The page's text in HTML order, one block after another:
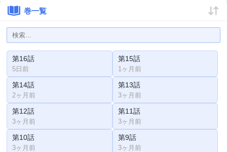
巻一覧
第16話
5日前
第15話
1ヶ月前
第14話
2ヶ月前
第13話
3ヶ月前
第12話
3ヶ月前
第11話
3ヶ月前
第10話
3ヶ月前
第9話
3ヶ月前